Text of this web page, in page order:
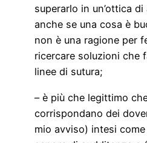
superarlo in un’ottica
anche se una cosa è
non è una ragione per
ricercare soluzioni che
linee di sutura;
– è più che legittimo
corrispondano dei
mio avviso) intesi